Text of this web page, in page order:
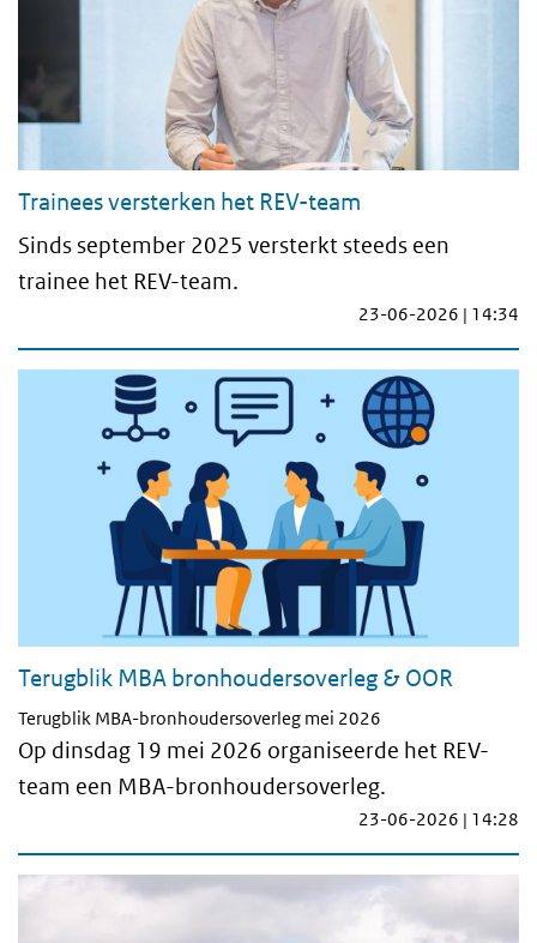
Trainees versterken het REV-team
Sinds september 2025 versterkt steeds een
trainee het REV-team.
23-06-2026 | 14:34
Terugblik MBA bronhoudersoverleg & OOR
Terugblik MBA-bronhoudersoverleg mei 2026
Op dinsdag 19 mei 2026 organiseerde het REV-
team een MBA-bronhoudersoverleg.
23-06-2026 | 14:28